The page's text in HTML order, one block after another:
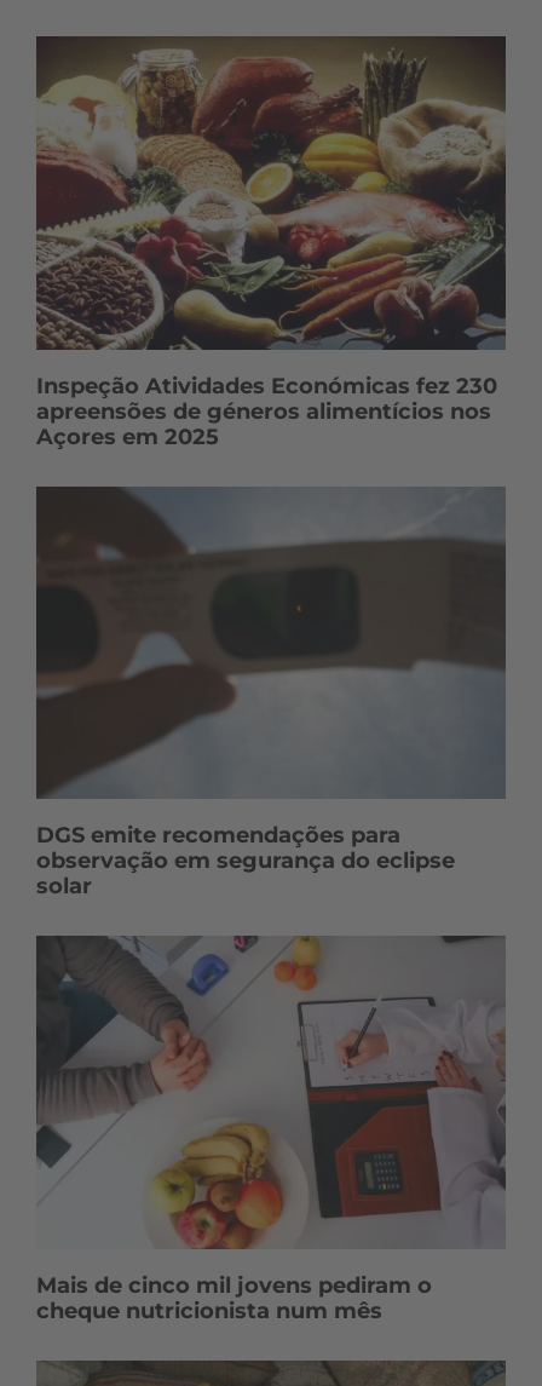
Inspeção Atividades Económicas fez 230
apreensões de géneros alimentícios nos
Açores em 2025
DGS emite recomendações para
observação em segurança do eclipse
solar
Mais de cinco mil jovens pediram o
cheque nutricionista num mês